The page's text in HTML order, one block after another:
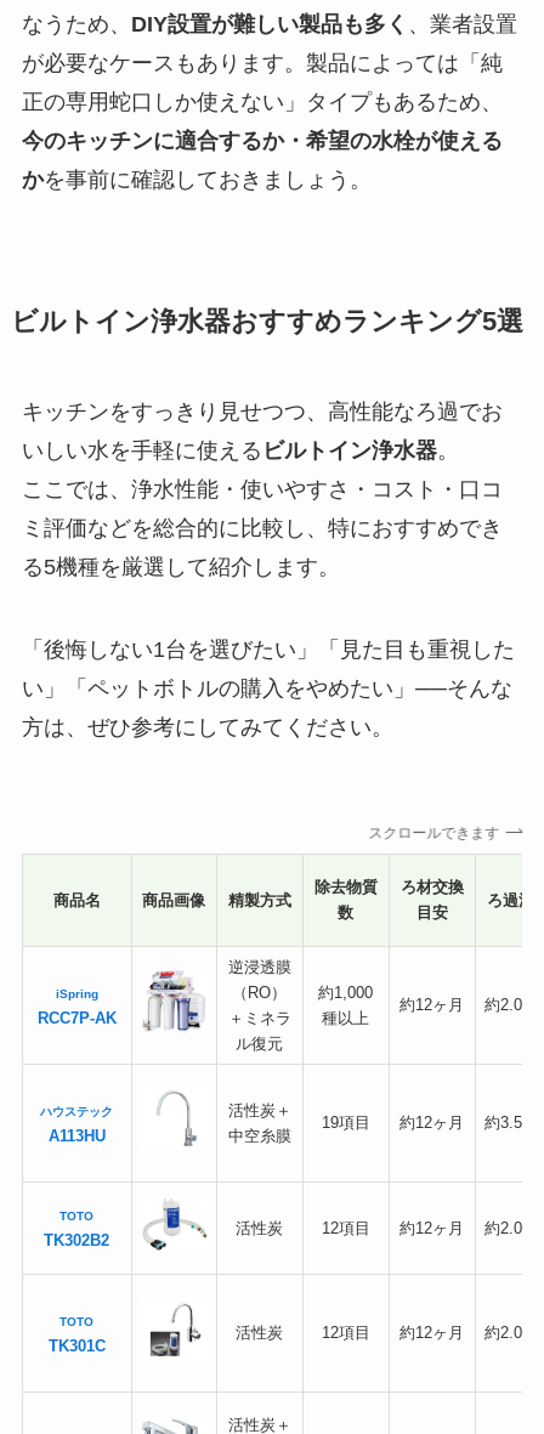
なうため、 DIY設置が難しい製品も多く 、業者設置
が必要なケースもあります。製品によっては「純
正の専用蛇口しか使えない」タイプもあるため、
今のキッチンに適合するか・希望の水栓が使える
かを事前に確認しておきましょう。
ビルトイン浄水器おすすめランキング5選
キッチンをすっきり見せつつ、高性能なろ過でお
いしい水を手軽に使える ビルトイン浄水器。
ここでは、浄水性能・使いやすさ・コスト・口コ
ミ評価などを総合的に比較し、特におすすめでき
る5機種を厳選して紹介します。
「後悔しない1台を選びたい」「見た目も重視した
い」「ペットボトルの購入をやめたい」──そんな
方は、ぜひ参考にしてみてください。
スクロールできます
商品名 商品画像 精製方式
除去物質
数
ろ材交換
目安
ろ過流
iSpring
RCC7P-AK
逆浸透膜
（RO）
＋ミネラ
ル復元
約1,000
種以上
約12ヶ月 約2.0L/
ハウステック
A113HU
活性炭＋
中空糸膜
19項目 約12ヶ月 約3.5L/
TOTO
TK302B2
活性炭 12項目 約12ヶ月 約2.0L/
TOTO
TK301C
活性炭 12項目 約12ヶ月 約2.0L/
活性炭＋